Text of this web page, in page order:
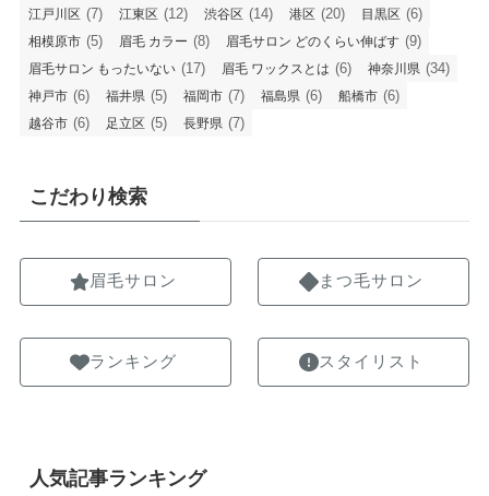
江戸川区 (7) 江東区 (12) 渋谷区 (14) 港区 (20) 目黒区 (6)
相模原市 (5) 眉毛 カラー (8) 眉毛サロン どのくらい伸ばす (9)
眉毛サロン もったいない (17) 眉毛 ワックスとは (6) 神奈川県 (34)
神戸市 (6) 福井県 (5) 福岡市 (7) 福島県 (6) 船橋市 (6)
越谷市 (6) 足立区 (5) 長野県 (7)
こだわり検索
眉毛サロン
ランキング
まつ毛サロン
スタイリスト
人気記事ランキング